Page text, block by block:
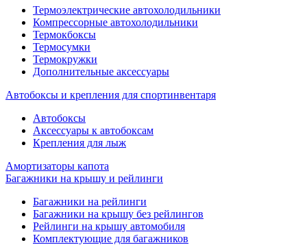
Термоэлектрические автохолодильники
Компрессорные автохолодильники
Термокбоксы
Термосумки
Термокружки
Дополнительные аксессуары
Автобоксы и крепления для спортинвентаря
Автобоксы
Аксессуары к автобоксам
Крепления для лыж
Амортизаторы капота
Багажники на крышу и рейлинги
Багажники на рейлинги
Багажники на крышу без рейлингов
Рейлинги на крышу автомобиля
Комплектующие для багажников